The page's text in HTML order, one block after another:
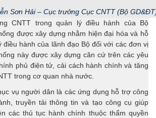
Sơn Hải – Cục trưởng Cục CNTT (Bộ
CNTT trong quản lý điều hành của Bộ
được xây dựng nhằm hiện đại hóa và hỗ
điều hành của lãnh đạo Bộ đối với các đơn vị
này được xây dựng căn cứ trên các yêu
phủ điện tử, cải cách hành chính và tăng
trong cơ quan nhà nước.
vụ người dân là các ứng dụng hỗ trợ công
truyền tải thông tin và tạo công cụ giúp
các thủ tục hành chính thuộc thẩm quyền